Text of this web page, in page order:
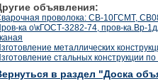
объявления:
проволока: СВ-10ГСМТ,
ка о\кГОСТ-3282-74, пров-ка.Вр-
металлических
стальных конструкции
в раздел "Доска